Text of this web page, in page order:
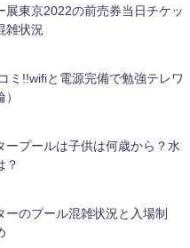
展東京2022の前売券当日チケッ
雑状況
ミ!!wifiと電源完備で勉強テレワ
ープールは子供は何歳から？水
？
ーのプール混雑状況と入場制